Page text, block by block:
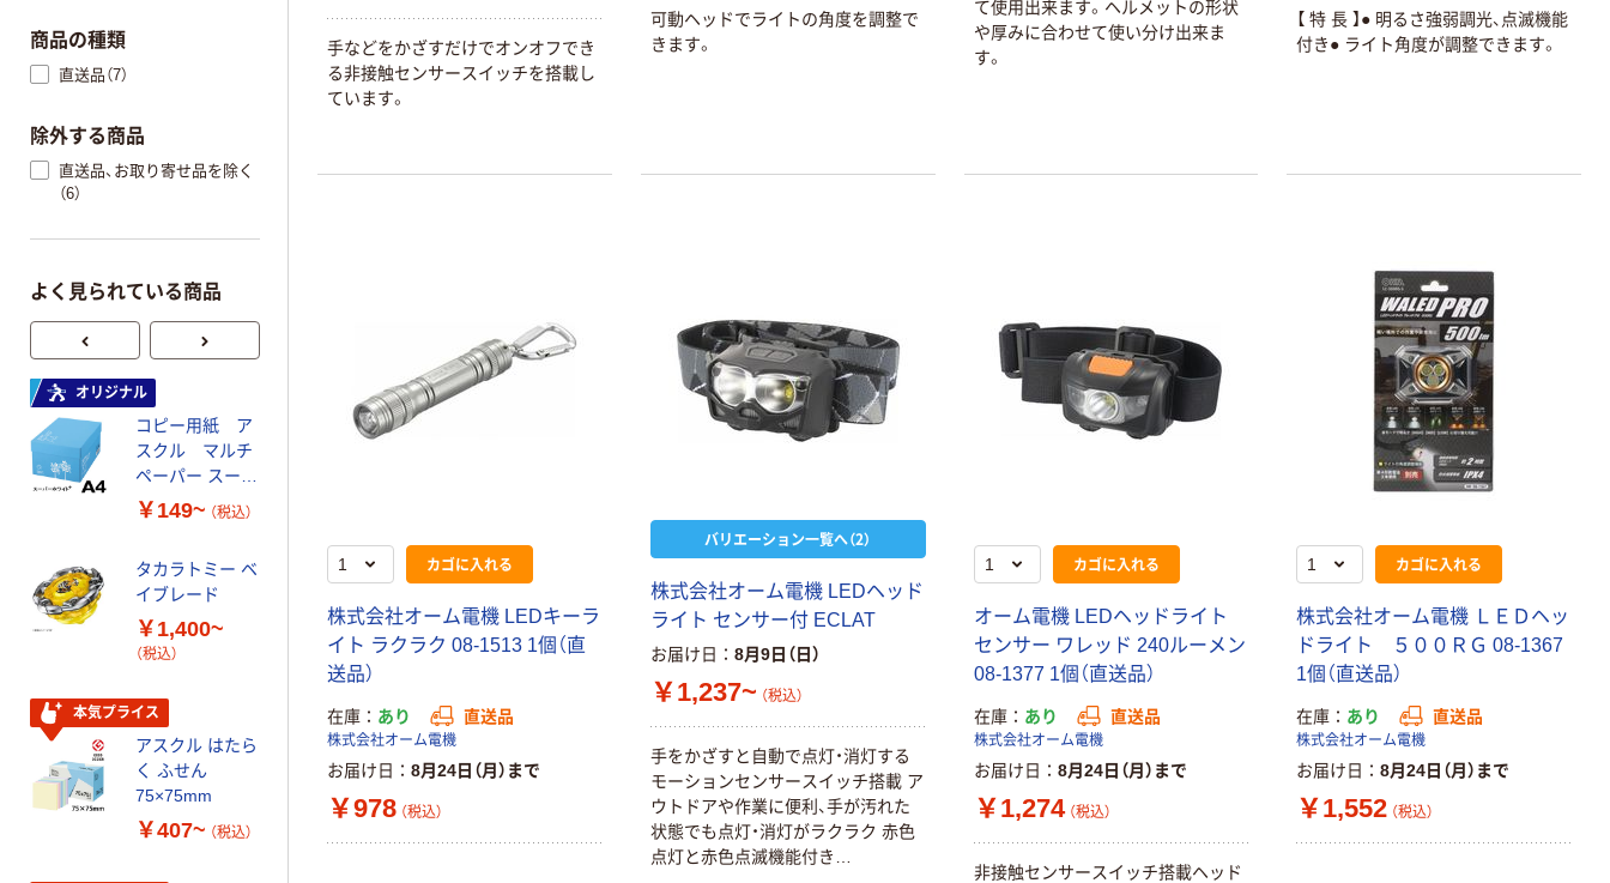
手などをかざすだけでオンオフでき
る非接触センサースイッチを搭載し
ています。
可動ヘッドでライトの角度を調整で
きます。
て使用出来ます。ヘルメットの形状
や厚みに合わせて使い分け出来ま
す。
【 特 長 】● 明るさ強弱調光、点滅機能
付き● ライト角度が調整できます。
カゴに入れる
株式会社オーム電機 LEDキーラ
イト ラクラク 08-1513 1個（直
送品）
在庫 あり 直送品
株式会社オーム電機
お届け日 8月24日（月）まで
￥978 （税込）
バリエーション一覧へ（2）
株式会社オーム電機 LEDヘッド
ライト センサー付 ECLAT
お届け日 8月9日（日）
￥1,237~ （税込）
手をかざすと自動で点灯・消灯する
モーションセンサースイッチ搭載 ア
ウトドアや作業に便利、手が汚れた
状態でも点灯・消灯がラクラク 赤色
点灯と赤色点滅機能付き
カゴに入れる
オーム電機 LEDヘッドライト
センサー ワレッド 240ルーメン
08-1377 1個（直送品）
在庫 あり 直送品
株式会社オーム電機
お届け日 8月24日（月）まで
￥1,274 （税込）
非接触センサースイッチ搭載ヘッド
カゴに入れる
株式会社オーム電機 ＬＥＤヘッ
ドライト ５００ＲＧ 08-1367
1個（直送品）
在庫 あり 直送品
株式会社オーム電機
お届け日 8月24日（月）まで
￥1,552 （税込）
商品の種類
直送品（7）
除外する商品
直送品、お取り寄せ品を除く
（6）
よく見られている商品
オリジナル
コピー用紙 ア
スクル マルチ
ペーパー スーパ
ーホワイト+
￥149~ （税込）
タカラトミー ベ
イブレード
￥1,400~
（税込）
本気プライス
アスクル はたら
く ふせん
75×75mm
￥407~ （税込）
オリジナル
ゴミ袋 エコノミ
配合
オリジナル
乾電池 単3
形 アルカリ乾
電池 北欧パッ
ルオリジナル
パー ボックス
150組 5箱入 ア
トイレットペー
リサイクル100
芯あり FSC認
乾電池 単4
形 アルカリ乾
電池 北欧パッ
ケージ アスク
ルオリジナル
￥140~ （税込）
オリジナル
アスクルオリジ
ナル ラミネー
トフィルム A4
サイズ
オリジナル
アスクル プラス
チックグローブ
粉なし（パウダ
ーフリー）
富士フイルム
instax mini13
INS MINI 13
￥12,100~
本気プライス
大塚製薬工場
本気プライス
アスクル セロハ
ンテープ
ニチバン セロテ
本気プライス
キングジム テプ
ラ TEPRA
PRO【純正】テー
字）
富士フイルム チ
ム INSTAX MINI
WW2
￥1,580~
本気プライス
トイレットペー
120ｍ 再生紙
100% 6ロール